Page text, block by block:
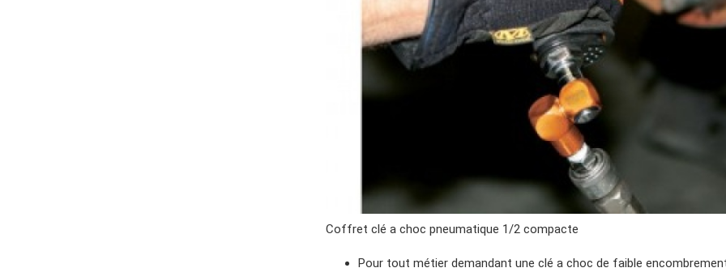
Coffret clé a choc pneumatique 1/2 compacte
Pour tout métier demandant une clé a choc de faible